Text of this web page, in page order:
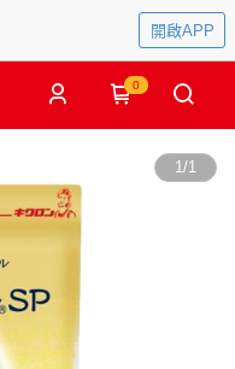
開啟APP
0
1/1